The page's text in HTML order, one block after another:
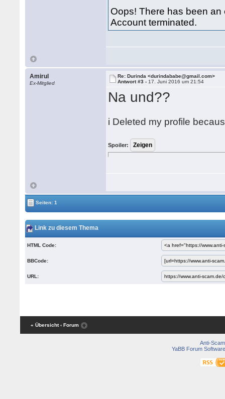
Oops! There has been an
Account terminated.
Amirul
Ex-Mitglied
Re: Durinda <durindababe@gmail.com>
Antwort #3 - 17. Juni 2016 um 21:54
Na und??
i Deleted my profile
Spoiler:
Seiten: 1
Link zu diesem Thema
HTML Code:
BBCode:
URL:
« Übersicht ‹ Forum
Anti-Scam
YaBB Forum Software